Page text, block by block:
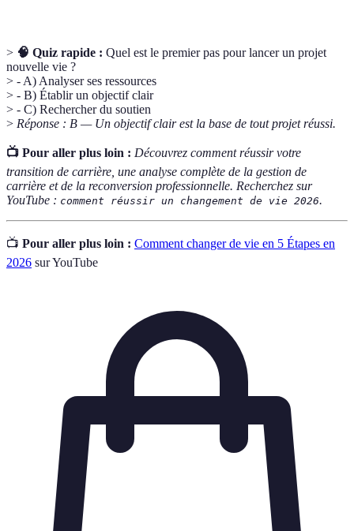
> 🧠 Quiz rapide : Quel est le premier pas pour lancer un projet
nouvelle vie ?
> - A) Analyser ses ressources
> - B) Établir un objectif clair
> - C) Rechercher du soutien
> Réponse : B — Un objectif clair est la base de tout projet réussi.
📺 Pour aller plus loin : Découvrez comment réussir votre
transition de carrière, une analyse complète de la gestion de
carrière et de la reconversion professionnelle. Recherchez sur
YouTube : comment réussir un changement de vie 2026.
📺 Pour aller plus loin : Comment changer de vie en 5 Étapes en
2026 sur YouTube